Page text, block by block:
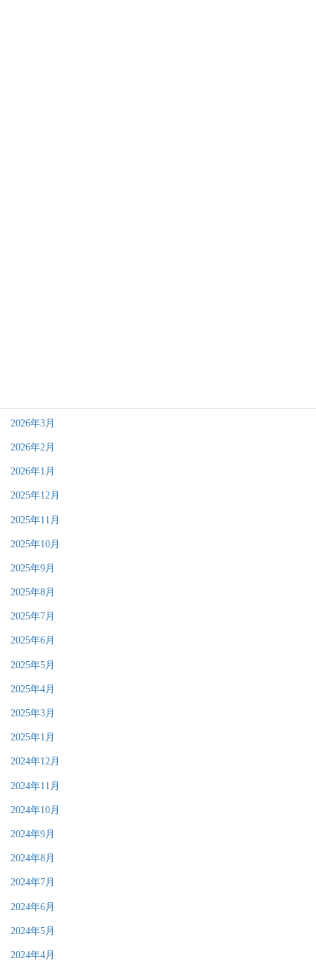
2026年3月
2026年2月
2026年1月
2025年12月
2025年11月
2025年10月
2025年9月
2025年8月
2025年7月
2025年6月
2025年5月
2025年4月
2025年3月
2025年1月
2024年12月
2024年11月
2024年10月
2024年9月
2024年8月
2024年7月
2024年6月
2024年5月
2024年4月